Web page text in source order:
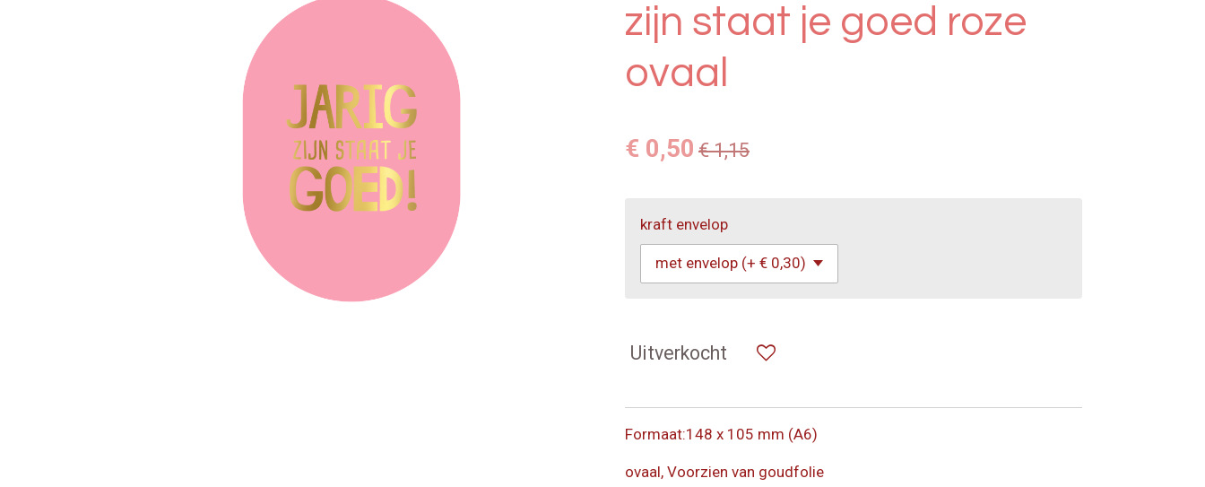
zijn staat je goed roze
ovaal
€ 0,50 € 1,15
kraft envelop
Uitverkocht
Formaat:148 x 105 mm (A6)
ovaal, Voorzien van goudfolie